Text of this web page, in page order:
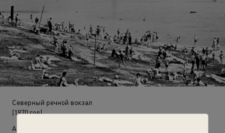
Северный речной вокзал
(1970 год)
Автор: